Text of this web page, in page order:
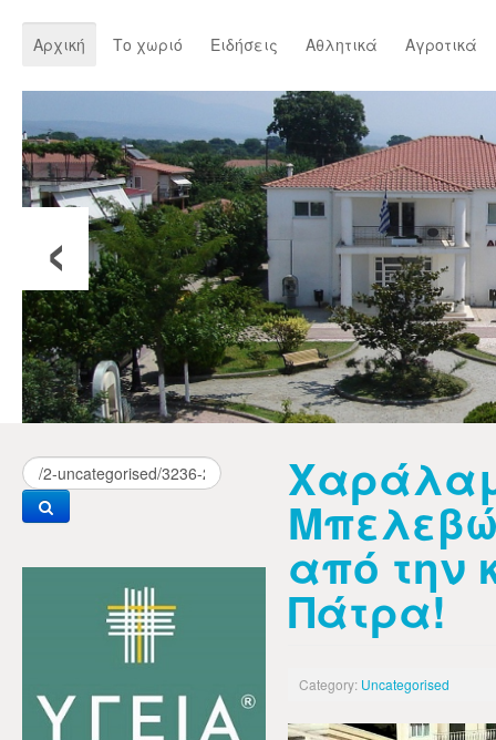
Αρχική Το χωριό Ειδήσεις Αθλητικά Αγροτικά
‹
από την
Πάτρα!
Category: Uncategorised